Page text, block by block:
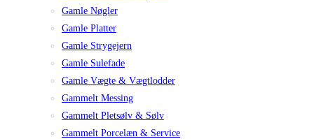
Gamle Nøgler
Gamle Platter
Gamle Strygejern
Gamle Sulefade
Gamle Vægte & Vægtlodder
Gammelt Messing
Gammelt Pletsølv & Sølv
Gammelt Porcelæn & Service